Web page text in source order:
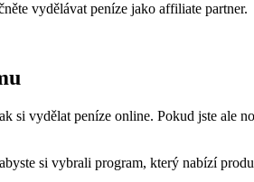
vydělávat peníze jako affiliate partner.
si vydělat peníze online. Pokud jste ale
si vybrali program, který nabízí